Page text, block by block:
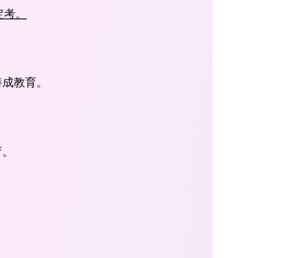
。
教育。